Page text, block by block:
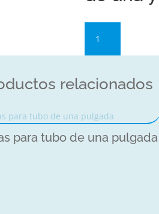
aluminio
y
de
una
y
relacionados
para tubo de una pulgada